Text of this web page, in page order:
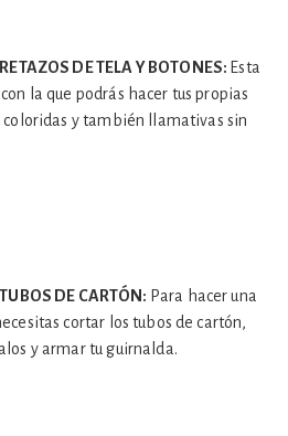
DE TELA Y BOTONES: Esta
la que podrás hacer tus propias
y también llamativas sin
DE CARTÓN: Para hacer una
cortar los tubos de cartón,
y armar tu guirnalda.